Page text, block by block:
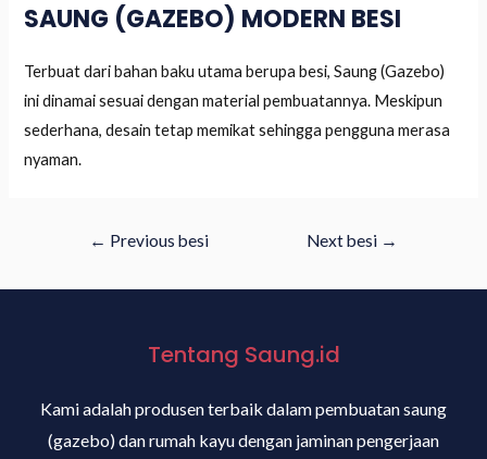
SAUNG (GAZEBO) MODERN BESI
Terbuat dari bahan baku utama berupa besi, Saung (Gazebo)
ini dinamai sesuai dengan material pembuatannya. Meskipun
sederhana, desain tetap memikat sehingga pengguna merasa
nyaman.
← Previous besi Next besi →
Tentang Saung.id
Kami adalah produsen terbaik dalam pembuatan saung
(gazebo) dan rumah kayu dengan jaminan pengerjaan